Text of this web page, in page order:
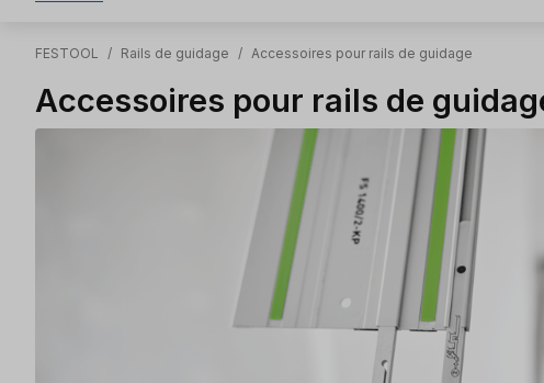
FESTOOL / Rails de guidage / Accessoires pour rails de guidage
Accessoires pour rails de